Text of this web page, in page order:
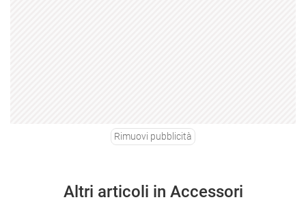
Rimuovi pubblicità
Altri articoli in Accessori